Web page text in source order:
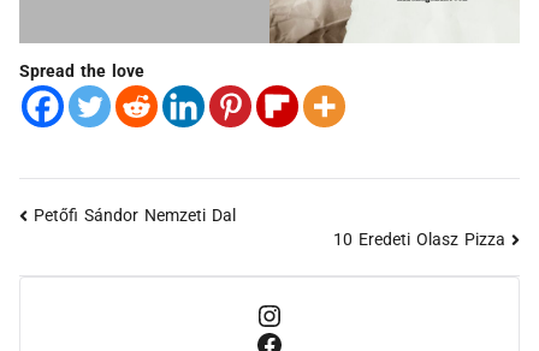
Spread the love
Petőfi Sándor Nemzeti Dal
10 Eredeti Olasz Pizza